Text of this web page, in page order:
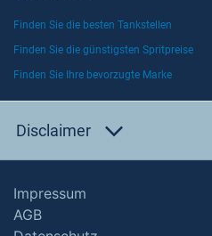
Finden Sie die besten Tankstellen
Finden Sie die günstigsten Spritpreise
Finden Sie Ihre bevorzugte Marke
Disclaimer
Impressum
AGB